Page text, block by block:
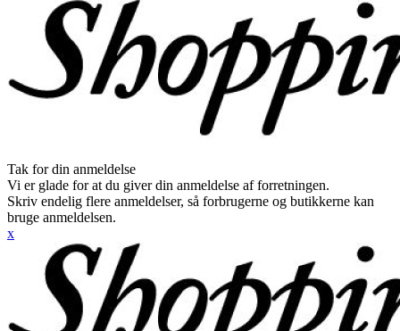
Tak for din anmeldelse
Vi er glade for at du giver din anmeldelse af forretningen.
Skriv endelig flere anmeldelser, så forbrugerne og butikkerne kan
bruge anmeldelsen.
x